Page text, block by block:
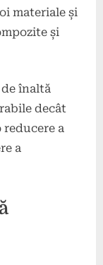
materiale și
și
înaltă
decât
reducere a
a